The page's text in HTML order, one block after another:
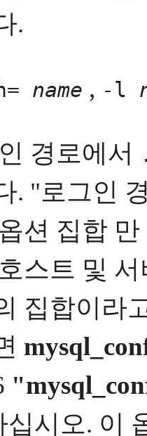
.
name , -l
경로에서
. "로그인
션 집합
스트 및
집합이라
십시오. 이